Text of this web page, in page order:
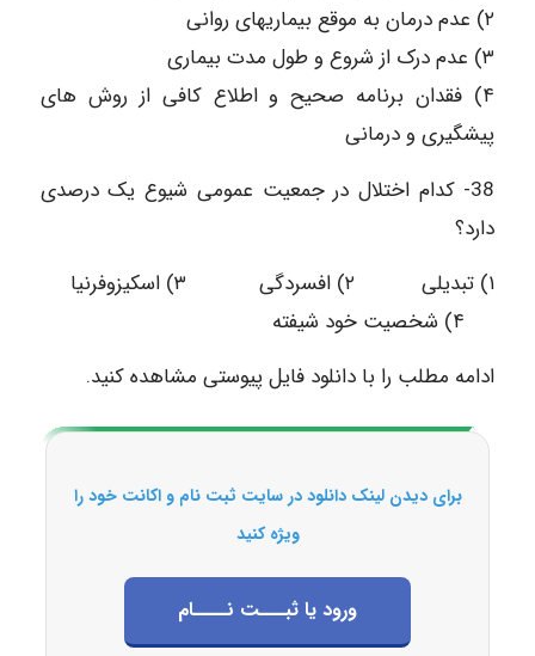
۲) عدم درمان به موقع بیماریهای روانی
۳) عدم درک از شروع و طول مدت بیماری
۴) فقدان برنامه صحیح و اطلاع کافی از روش های
پیشگیری و درمانی
38- کدام اختلال در جمعیت عمومی شیوع یک درصدی
دارد؟
۱) تبدیلی ۲) افسردگی ۳) اسکیزوفرنیا
ادامه مطلب را با دانلود فایل پیوستی مشاهده کنید.
برای دیدن لینک دانلود در سایت ثبت نام و اکانت خود را
ویژه کنید
ورود یا ثبـــت نــــام